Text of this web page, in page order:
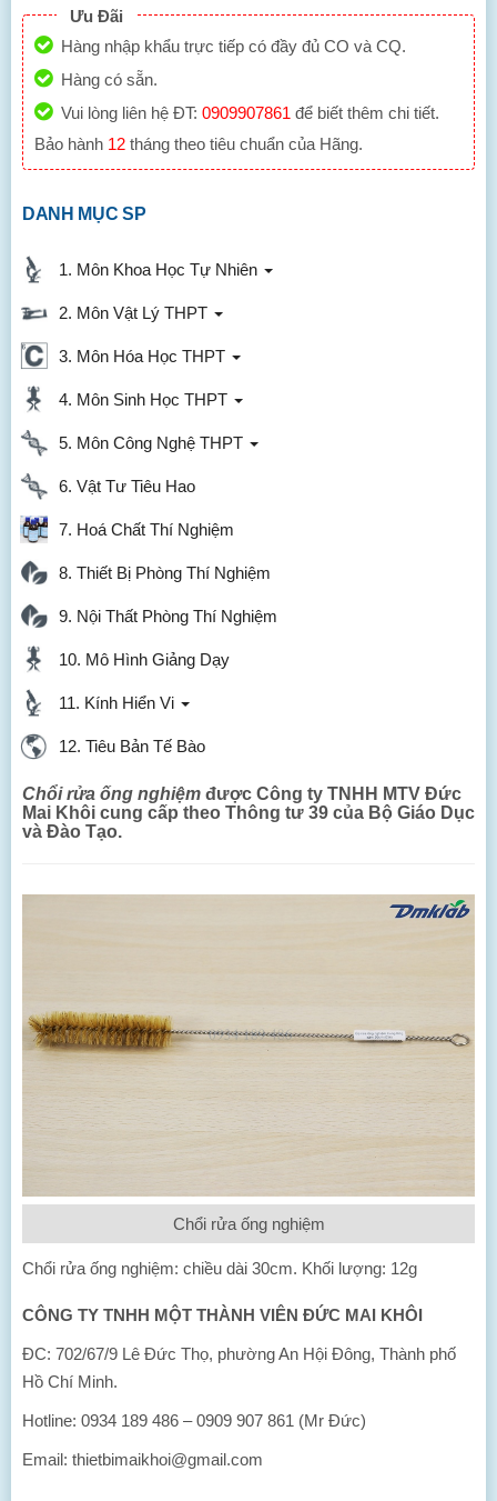
Ưu Đãi
Hàng nhập khẩu trực tiếp có đầy đủ CO và CQ.
Hàng có sẵn.
Vui lòng liên hệ ĐT: 0909907861 để biết thêm chi tiết.
Bảo hành 12 tháng theo tiêu chuẩn của Hãng.
DANH MỤC SP
1. Môn Khoa Học Tự Nhiên
2. Môn Vật Lý THPT
3. Môn Hóa Học THPT
4. Môn Sinh Học THPT
5. Môn Công Nghệ THPT
6. Vật Tư Tiêu Hao
7. Hoá Chất Thí Nghiệm
8. Thiết Bị Phòng Thí Nghiệm
9. Nội Thất Phòng Thí Nghiệm
10. Mô Hình Giảng Dạy
11. Kính Hiển Vi
12. Tiêu Bản Tế Bào
Chổi rửa ống nghiệm được Công ty TNHH MTV Đức
Mai Khôi cung cấp theo Thông tư 39 của Bộ Giáo Dục
và Đào Tạo.
Chổi rửa ống nghiệm
Chổi rửa ống nghiệm: chiều dài 30cm. Khối lượng: 12g
CÔNG TY TNHH MỘT THÀNH VIÊN ĐỨC MAI KHÔI
ĐC: 702/67/9 Lê Đức Thọ, phường An Hội Đông, Thành phố
Hồ Chí Minh.
Hotline: 0934 189 486 – 0909 907 861 (Mr Đức)
Email: thietbimaikhoi@gmail.com